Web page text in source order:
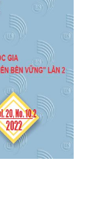
chilled-
des
à
of
of
in storage
2000, 497–504.
and Afshin J.